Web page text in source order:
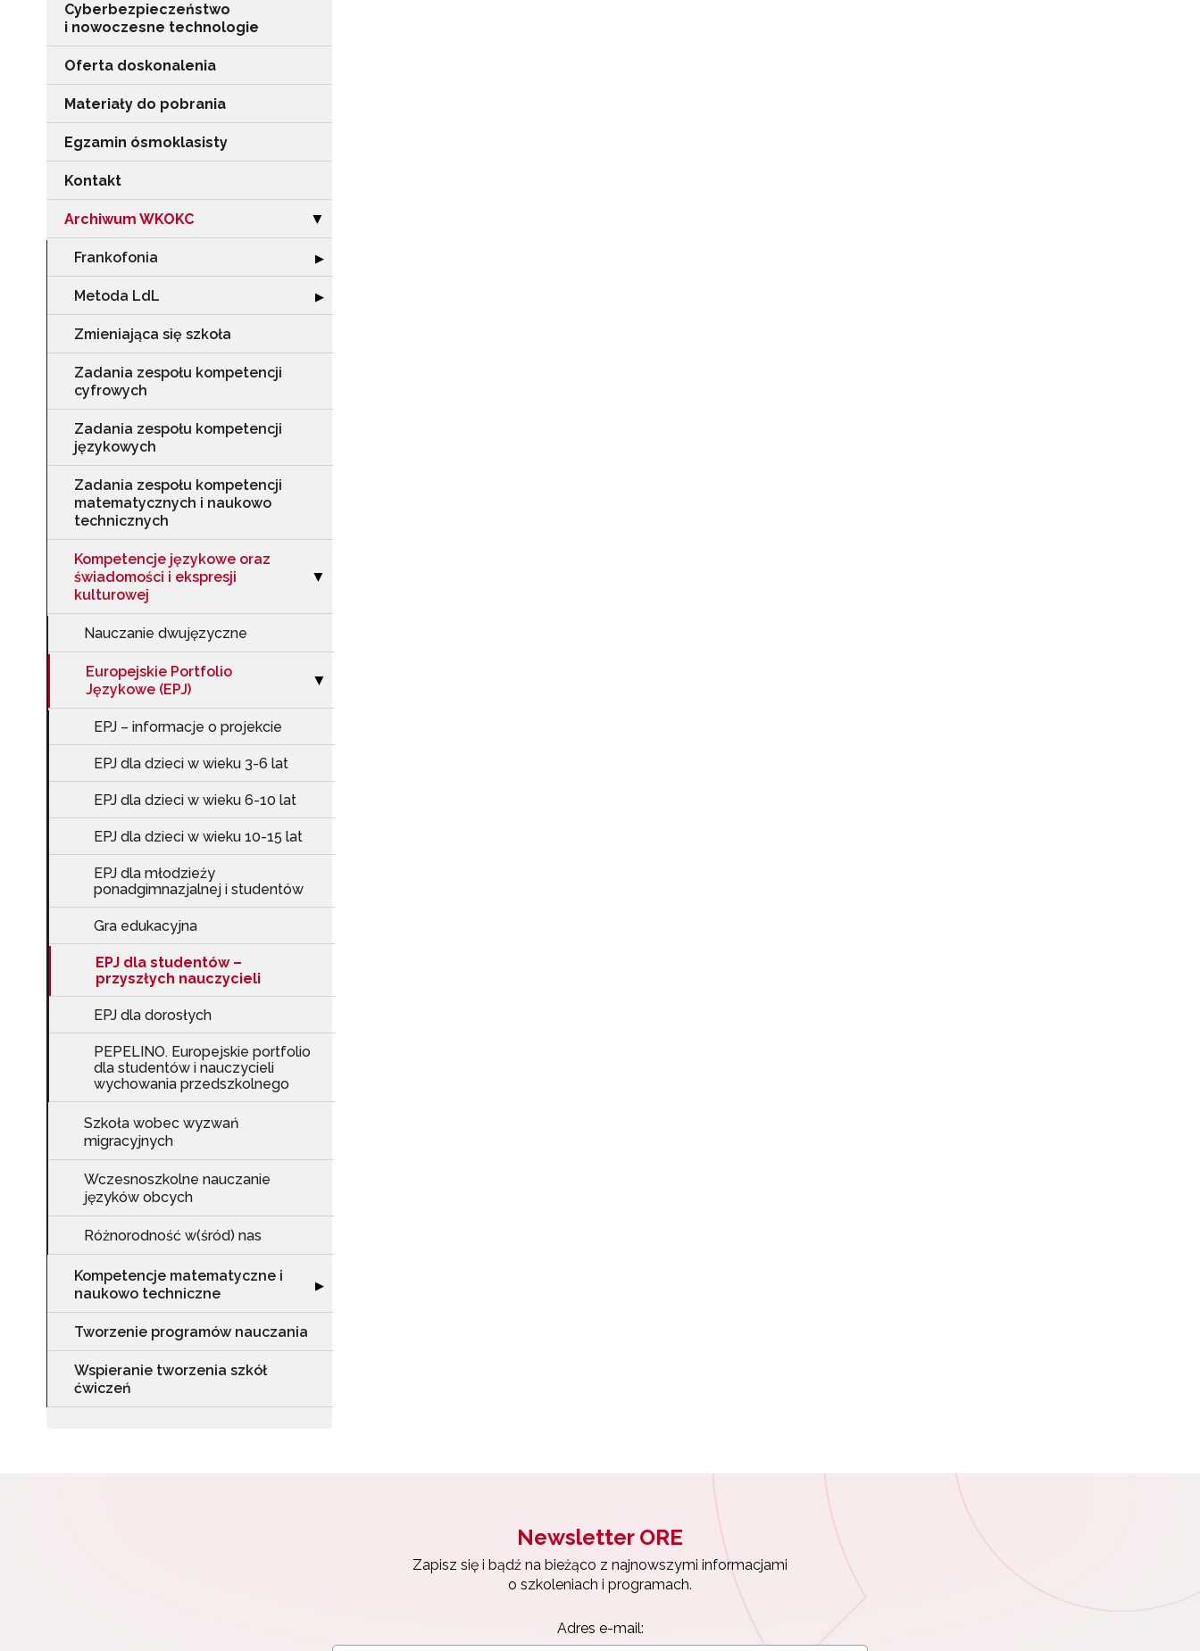
Cyberbezpieczeństwo
i nowoczesne technologie
Oferta doskonalenia
Materiały do pobrania
Egzamin ósmoklasisty
Kontakt
Archiwum WKOKC Zwiń sekcję "Archiwum WKOKC"
▶
Frankofonia Rozwiń sekcję "Frankofonia"
▶
Metoda LdL Rozwiń sekcję "Metoda LdL"
▶
Zmieniająca się szkoła
Zadania zespołu kompetencji
cyfrowych
Zadania zespołu kompetencji
językowych
Zadania zespołu kompetencji
matematycznych i naukowo
technicznych
Kompetencje językowe oraz
świadomości i ekspresji
kulturowej
Zwiń sekcję "Kompetencje językowe oraz świadomości i ekspresji kulturowej"
▶
Nauczanie dwujęzyczne
Europejskie Portfolio
Językowe (EPJ)
Zwiń sekcję "Europejskie Portfolio Językowe (EPJ)"
▶
EPJ – informacje o projekcie
EPJ dla dzieci w wieku 3-6 lat
EPJ dla dzieci w wieku 6-10 lat
EPJ dla dzieci w wieku 10-15 lat
EPJ dla młodzieży
ponadgimnazjalnej i studentów
Gra edukacyjna
EPJ dla studentów –
przyszłych nauczycieli
EPJ dla dorosłych
PEPELINO. Europejskie portfolio
dla studentów i nauczycieli
wychowania przedszkolnego
Szkoła wobec wyzwań
migracyjnych
Wczesnoszkolne nauczanie
języków obcych
Różnorodność w(śród) nas
Kompetencje matematyczne i
naukowo techniczne
Rozwiń sekcję "Kompetencje matematyczne i naukowo techniczne"
▶
Tworzenie programów nauczania
Wspieranie tworzenia szkół
ćwiczeń
Newsletter ORE
Zapisz się i bądź na bieżąco z najnowszymi informacjami
o szkoleniach i programach.
Adres e-mail: